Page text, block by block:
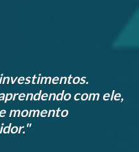
com ele,
momento